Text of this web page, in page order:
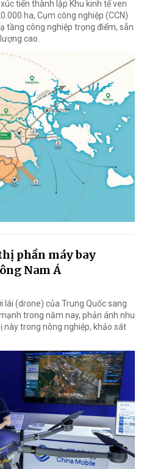
tiến thành lập Khu kinh tế ven
ha, Cụm công nghiệp (CCN)
tầng công nghiệp trọng điểm, sẵn
cao.
phần máy bay
Nam Á
(drone) của Trung Quốc sang
trong năm nay, phản ánh nhu
này trong nông nghiệp, khảo sát